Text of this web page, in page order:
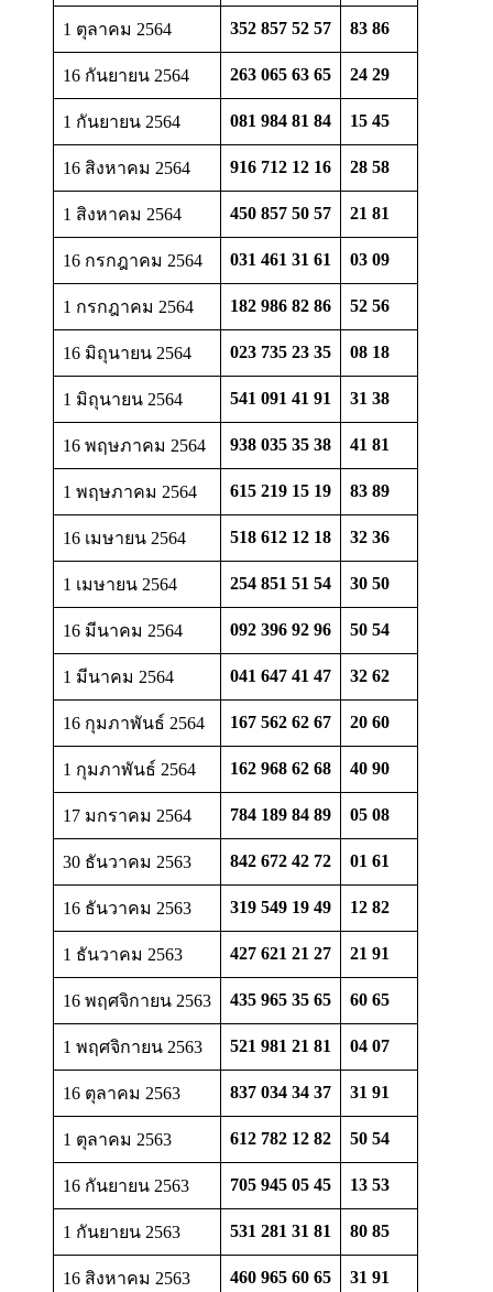
1 ตุลาคม 2564 352 857 52 57 83 86
16 กันยายน 2564 263 065 63 65 24 29
1 กันยายน 2564 081 984 81 84 15 45
16 สิงหาคม 2564 916 712 12 16 28 58
1 สิงหาคม 2564 450 857 50 57 21 81
16 กรกฎาคม 2564 031 461 31 61 03 09
1 กรกฎาคม 2564 182 986 82 86 52 56
16 มิถุนายน 2564 023 735 23 35 08 18
1 มิถุนายน 2564 541 091 41 91 31 38
16 พฤษภาคม 2564 938 035 35 38 41 81
1 พฤษภาคม 2564 615 219 15 19 83 89
16 เมษายน 2564 518 612 12 18 32 36
1 เมษายน 2564 254 851 51 54 30 50
16 มีนาคม 2564 092 396 92 96 50 54
1 มีนาคม 2564 041 647 41 47 32 62
16 กุมภาพันธ์ 2564 167 562 62 67 20 60
1 กุมภาพันธ์ 2564 162 968 62 68 40 90
17 มกราคม 2564 784 189 84 89 05 08
30 ธันวาคม 2563 842 672 42 72 01 61
16 ธันวาคม 2563 319 549 19 49 12 82
1 ธันวาคม 2563 427 621 21 27 21 91
16 พฤศจิกายน 2563 435 965 35 65 60 65
1 พฤศจิกายน 2563 521 981 21 81 04 07
16 ตุลาคม 2563 837 034 34 37 31 91
1 ตุลาคม 2563 612 782 12 82 50 54
16 กันยายน 2563 705 945 05 45 13 53
1 กันยายน 2563 531 281 31 81 80 85
16 สิงหาคม 2563 460 965 60 65 31 91